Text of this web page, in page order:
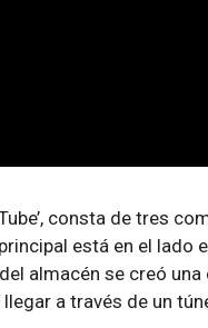
consta de tres
está en el lado
almacén se creó una
a través de un